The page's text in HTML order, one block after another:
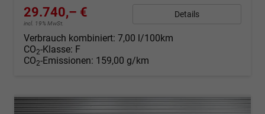
29.740,– €
incl. 19% MwSt.
Details
Verbrauch kombiniert: 7,00 l/100km
CO2-Klasse: F
CO2-Emissionen: 159,00 g/km